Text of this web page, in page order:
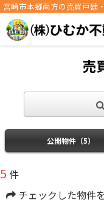
宮崎市本郷南方の売買戸建
売
公開物件（5）
5 件
チェックした物件を